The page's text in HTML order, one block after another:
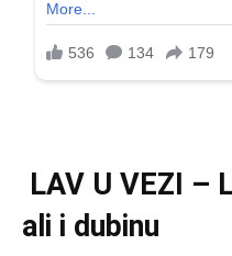
LAV U VEZI –
ali i dubinu